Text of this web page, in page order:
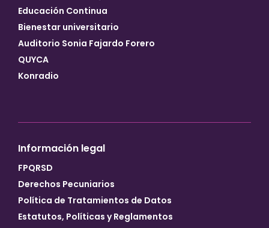
Educación Continua
Bienestar universitario
Auditorio Sonia Fajardo Forero
QUYCA
Konradio
Información legal
FPQRSD
Derechos Pecuniarios
Política de Tratamientos de Datos
Estatutos, Políticas y Reglamentos